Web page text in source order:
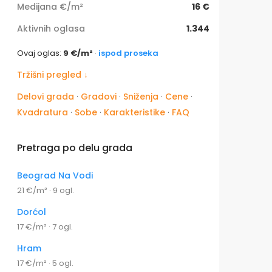
Medijana €/m²
16 €
Aktivnih oglasa
1.344
Ovaj oglas: 9 €/m² · ispod proseka
Tržišni pregled ↓
Delovi grada · Gradovi · Sniženja · Cene ·
Kvadratura · Sobe · Karakteristike · FAQ
Pretraga po delu grada
Beograd Na Vodi
21 €/m² · 9 ogl.
Dorćol
17 €/m² · 7 ogl.
Hram
17 €/m² · 5 ogl.